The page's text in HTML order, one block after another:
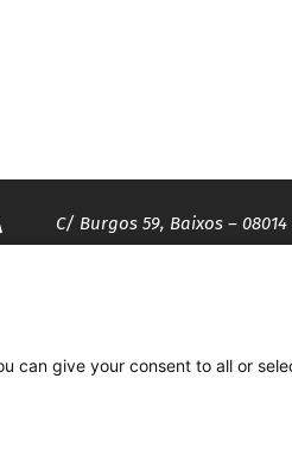
C/ Burgos 59, Baixos –
935 120 481
can give your consent to all or